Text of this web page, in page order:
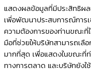
แสดงผลข้อมูลที่มีประสิทธิผ
เพื่อพัฒนาประสบการณ์การเ
ความต้องการของท่านขณะที่
มือที่ช่วยให้บริษัทสามารถเลื
มากที่สุด เพื่อแสดงในขณะที่ท่
ทางการตลาด และบริษัทยัง